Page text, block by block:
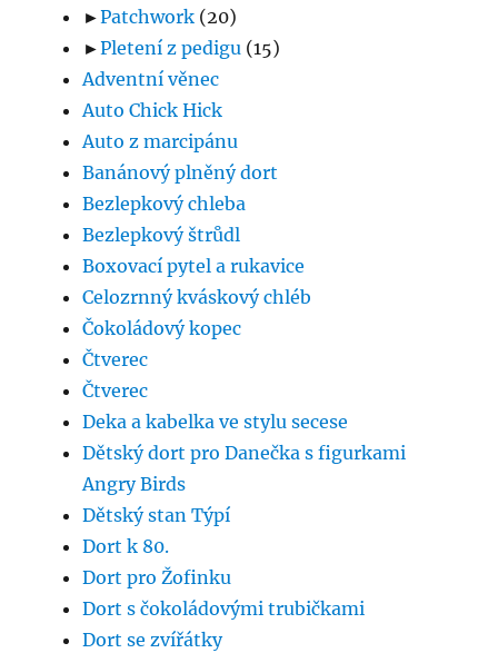
►Patchwork (20)
►Pletení z pedigu (15)
Adventní věnec
Auto Chick Hick
Auto z marcipánu
Banánový plněný dort
Bezlepkový chleba
Bezlepkový štrůdl
Boxovací pytel a rukavice
Celozrnný kváskový chléb
Čokoládový kopec
Čtverec
Čtverec
Deka a kabelka ve stylu secese
Dětský dort pro Danečka s figurkami
Angry Birds
Dětský stan Týpí
Dort k 80.
Dort pro Žofinku
Dort s čokoládovými trubičkami
Dort se zvířátky